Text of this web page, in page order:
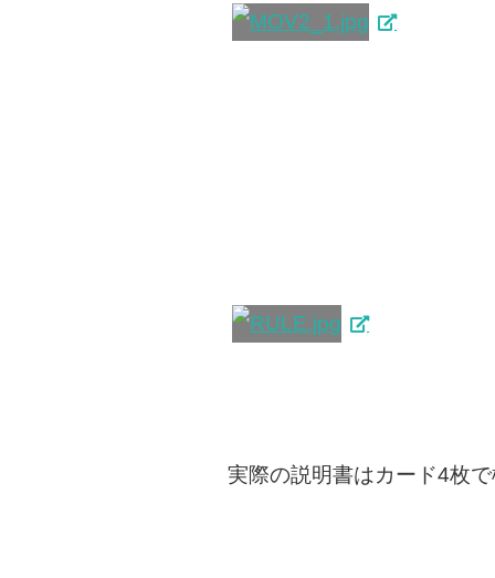
実際の説明書はカード4枚で